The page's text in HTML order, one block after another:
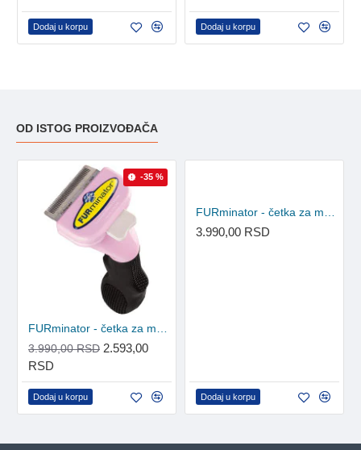
Dodaj u korpu Dodaj u korpu
OD ISTOG PROIZVOĐAČA
-35 %
3.990,00 RSD 2.593,00
RSD
Dodaj u korpu
3.990,00 RSD
Dodaj u korpu